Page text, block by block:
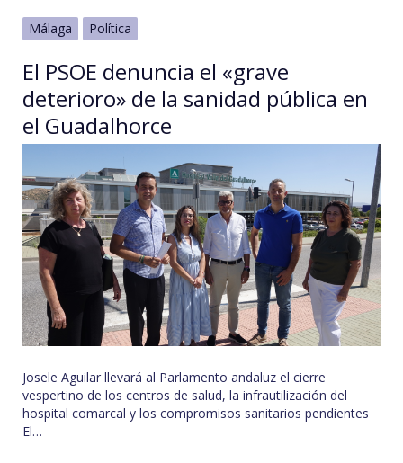
Málaga Política
El PSOE denuncia el «grave
deterioro» de la sanidad pública en
el Guadalhorce
Josele Aguilar llevará al Parlamento andaluz el cierre
vespertino de los centros de salud, la infrautilización del
hospital comarcal y los compromisos sanitarios pendientes
El…